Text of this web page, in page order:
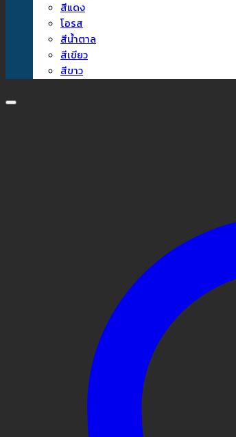
สีแดง
โอรส
สีน้ำตาล
สีเขียว
สีขาว